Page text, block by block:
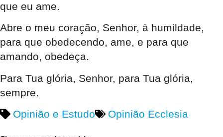
que eu ame.
Abre o meu coração, Senhor, à humildade,
para que obedecendo, ame, e para que
amando, obedeça.
Para Tua glória, Senhor, para Tua glória,
sempre.
Opinião e Estudo
Opinião Ecclesia